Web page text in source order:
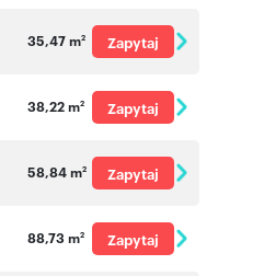
35,47 m2
Zapytaj
38,22 m2
Zapytaj
58,84 m2
Zapytaj
88,73 m2
Zapytaj